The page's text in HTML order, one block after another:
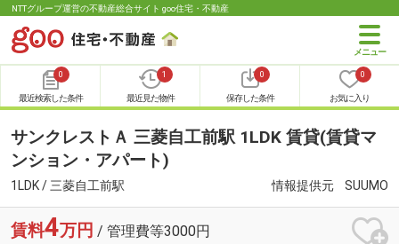
NTTグループ運営の不動産総合サイト goo住宅・不動産
0
最近検索した条件
1
最近見た物件
0
保存した条件
0
お気に入り
サンクレストＡ 三菱自工前駅 1LDK 賃貸(賃貸マ
ンション・アパート)
1LDK / 三菱自工前駅 情報提供元 SUUMO
賃料4万円 / 管理費等3000円